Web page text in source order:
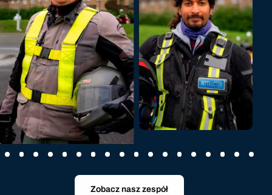
Vicente
Zarezerwuj teraz
Raschid
Zarezerwuj teraz
Zobacz nasz zespół